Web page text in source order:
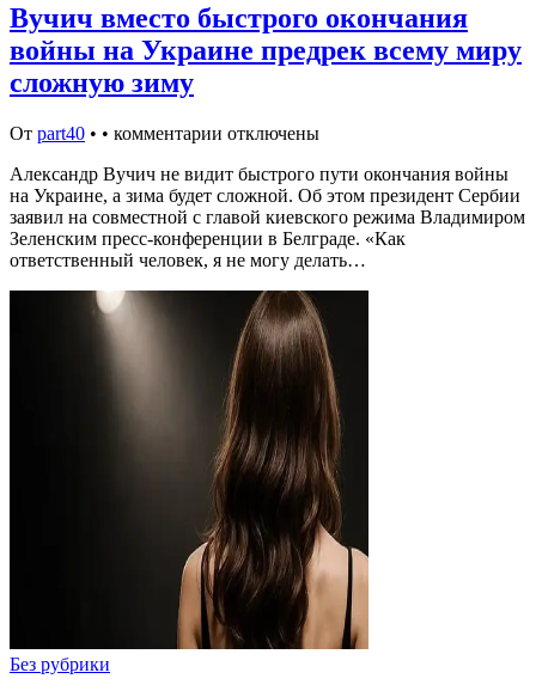
Вучич вместо быстрого окончания
войны на Украине предрек всему миру
сложную зиму
От part40 • • комментарии отключены
Александр Вучич не видит быстрого пути окончания войны
на Украине, а зима будет сложной. Об этом президент Сербии
заявил на совместной с главой киевского режима Владимиром
Зеленским пресс-конференции в Белграде. «Как
ответственный человек, я не могу делать…
Без рубрики